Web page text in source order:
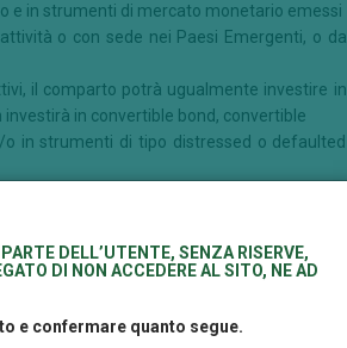
e in strumenti di mercato monetario emessi
o con sede nei Paesi Emergenti, o da
il comparto potrà ugualmente investire in
investirà in convertible bond, convertible
o in strumenti di tipo distressed o defaulted
DELL’UTENTE, SENZA RISERVE,
DI NON ACCEDERE AL SITO, NE AD
e confermare quanto segue.